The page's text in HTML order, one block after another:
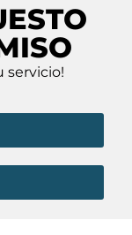
servicio!